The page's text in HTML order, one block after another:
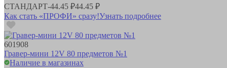
СТАНДАРТ-44.45 ₽44.45 ₽
Как стать «ПРОФИ» сразу!Узнать подробнее
601908
Гравер-мини 12V 80 предметов №1
Наличие в магазинах